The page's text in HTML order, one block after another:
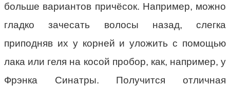
больше вариантов причёсок. Например, можно
гладко зачесать волосы назад, слегка
приподняв их у корней и уложить с помощью
лака или геля на косой пробор, как, например, у
Фрэнка Синатры. Получится отличная